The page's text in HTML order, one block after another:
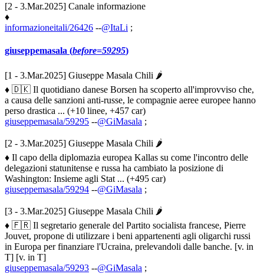
[2 - 3.Mar.2025] Canale informazione
♦
informazioneitali/26426 --@ItaLi ;
giuseppemasala (before=59295)
[1 - 3.Mar.2025] Giuseppe Masala Chili 🌶
♦ 🇩🇰 Il quotidiano danese Borsen ha scoperto all'improvviso che,
a causa delle sanzioni anti-russe, le compagnie aeree europee hanno
perso drastica ... (+10 linee, +457 car)
giuseppemasala/59295 --@GiMasala ;
[2 - 3.Mar.2025] Giuseppe Masala Chili 🌶
♦ Il capo della diplomazia europea Kallas su come l'incontro delle
delegazioni statunitense e russa ha cambiato la posizione di
Washington: Insieme agli Stat ... (+495 car)
giuseppemasala/59294 --@GiMasala ;
[3 - 3.Mar.2025] Giuseppe Masala Chili 🌶
♦ 🇫🇷 Il segretario generale del Partito socialista francese, Pierre
Jouvet, propone di utilizzare i beni appartenenti agli oligarchi russi
in Europa per finanziare l'Ucraina, prelevandoli dalle banche. [v. in
T] [v. in T]
giuseppemasala/59293 --@GiMasala ;